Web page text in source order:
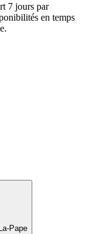
7 jours par
en temps
Pape